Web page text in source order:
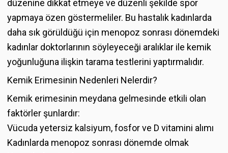
düzenine dikkat etmeye ve düzenli şekilde spor
yapmaya özen göstermeliler. Bu hastalık kadınlarda
daha sık görüldüğü için menopoz sonrası dönemdeki
kadınlar doktorlarının söyleyeceği aralıklar ile kemik
yoğunluğuna ilişkin tarama testlerini yaptırmalıdır.
Kemik Erimesinin Nedenleri Nelerdir?
Kemik erimesinin meydana gelmesinde etkili olan
faktörler şunlardır:
Vücuda yetersiz kalsiyum, fosfor ve D vitamini alımı
Kadınlarda menopoz sonrası dönemde olmak